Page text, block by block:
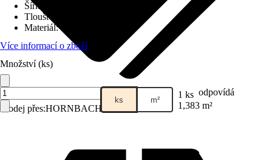
Prodej přes:HORNBACH
Šířka
Tloušťka
Materiál:
Více informací o zboží
Množství (ks)
ks m² 1 ks odpovídá
1,383 m²